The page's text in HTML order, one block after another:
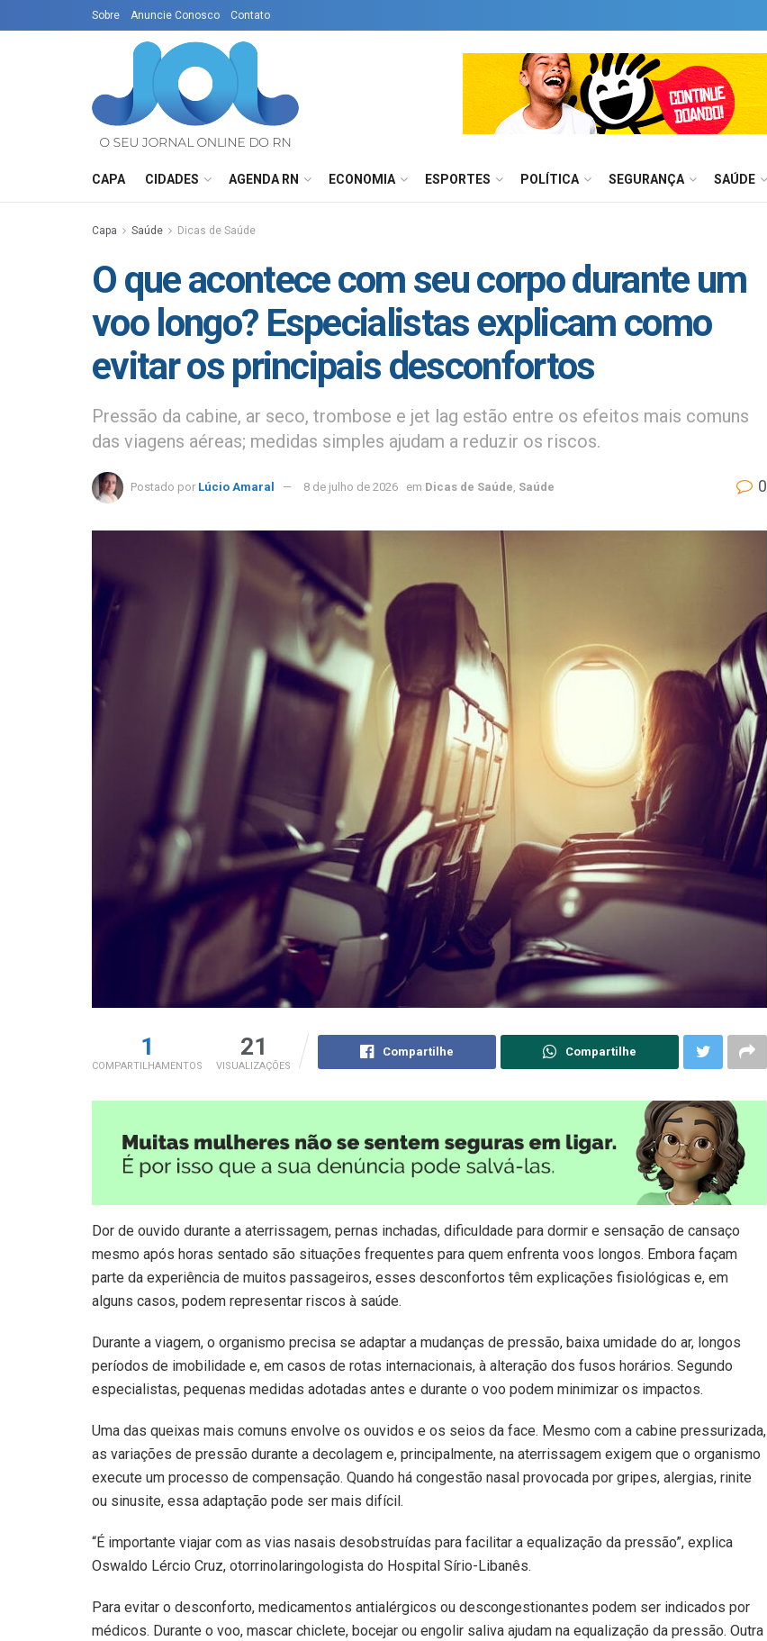
Sobre Anuncie Conosco Contato
CAPA CIDADES AGENDA RN ECONOMIA ESPORTES POLÍTICA SEGURANÇA SAÚDE
Capa Saúde Dicas de Saúde
O que acontece com seu corpo durante um
voo longo? Especialistas explicam como
evitar os principais desconfortos
Pressão da cabine, ar seco, trombose e jet lag estão entre os efeitos mais comuns
das viagens aéreas; medidas simples ajudam a reduzir os riscos.
Postado por Lúcio Amaral 8 de julho de 2026 em Dicas de Saúde Saúde 0
1
COMPARTILHAMENTOS
21
VISUALIZAÇÕES
Compartilhe Compartilhe
Dor de ouvido durante a aterrissagem, pernas inchadas, dificuldade para dormir e sensação de cansaço
mesmo após horas sentado são situações frequentes para quem enfrenta voos longos. Embora façam
parte da experiência de muitos passageiros, esses desconfortos têm explicações fisiológicas e, em
alguns casos, podem representar riscos à saúde.
Durante a viagem, o organismo precisa se adaptar a mudanças de pressão, baixa umidade do ar, longos
períodos de imobilidade e, em casos de rotas internacionais, à alteração dos fusos horários. Segundo
especialistas, pequenas medidas adotadas antes e durante o voo podem minimizar os impactos.
Uma das queixas mais comuns envolve os ouvidos e os seios da face. Mesmo com a cabine pressurizada,
as variações de pressão durante a decolagem e, principalmente, na aterrissagem exigem que o organismo
execute um processo de compensação. Quando há congestão nasal provocada por gripes, alergias, rinite
ou sinusite, essa adaptação pode ser mais difícil.
“É importante viajar com as vias nasais desobstruídas para facilitar a equalização da pressão”, explica
Oswaldo Lércio Cruz, otorrinolaringologista do Hospital Sírio-Libanês.
Para evitar o desconforto, medicamentos antialérgicos ou descongestionantes podem ser indicados por
médicos. Durante o voo, mascar chiclete, bocejar ou engolir saliva ajudam na equalização da pressão. Outra